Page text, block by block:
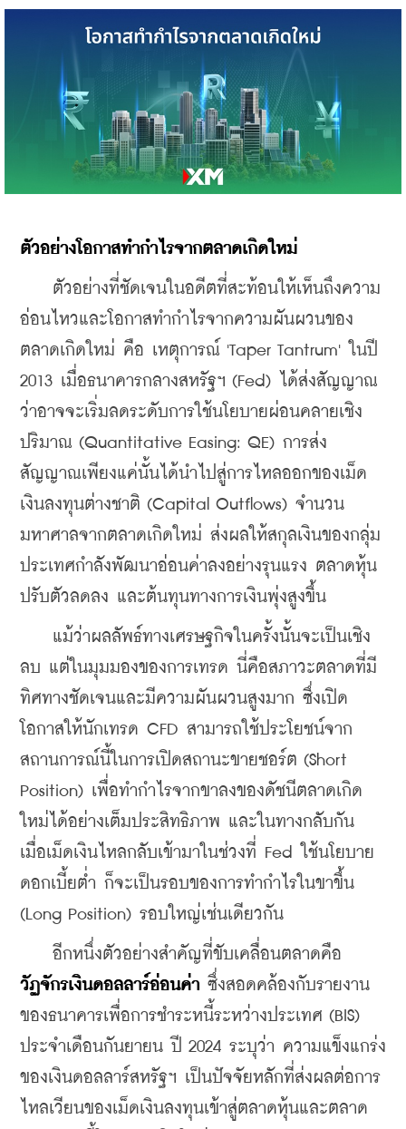
ตัวอย่างโอกาสทำกำไรจากตลาดเกิดใหม่
ตัวอย่างที่ชัดเจนในอดีตที่สะท้อนให้เห็นถึงความ
อ่อนไหวและโอกาสทำกำไรจากความผันผวนของ
ตลาดเกิดใหม่ คือ เหตุการณ์ 'Taper Tantrum' ในปี
2013 เมื่อธนาคารกลางสหรัฐฯ (Fed) ได้ส่งสัญญาณ
ว่าอาจจะเริ่มลดระดับการใช้นโยบายผ่อนคลายเชิง
ปริมาณ (Quantitative Easing: QE) การส่ง
สัญญาณเพียงแค่นั้นได้นำไปสู่การไหลออกของเม็ด
เงินลงทุนต่างชาติ (Capital Outflows) จำนวน
มหาศาลจากตลาดเกิดใหม่ ส่งผลให้สกุลเงินของกลุ่ม
ประเทศกำลังพัฒนาอ่อนค่าลงอย่างรุนแรง ตลาดหุ้น
ปรับตัวลดลง และต้นทุนทางการเงินพุ่งสูงขึ้น
แม้ว่าผลลัพธ์ทางเศรษฐกิจในครั้งนั้นจะเป็นเชิง
ลบ แต่ในมุมมองของการเทรด นี่คือสภาวะตลาดที่มี
ทิศทางชัดเจนและมีความผันผวนสูงมาก ซึ่งเปิด
โอกาสให้นักเทรด CFD สามารถใช้ประโยชน์จาก
สถานการณ์นี้ในการเปิดสถานะขายชอร์ต (Short
Position) เพื่อทำกำไรจากขาลงของดัชนีตลาดเกิด
ใหม่ได้อย่างเต็มประสิทธิภาพ และในทางกลับกัน
เมื่อเม็ดเงินไหลกลับเข้ามาในช่วงที่ Fed ใช้นโยบาย
ดอกเบี้ยต่ำ ก็จะเป็นรอบของการทำกำไรในขาขึ้น
(Long Position) รอบใหญ่เช่นเดียวกัน
วัฏจักรเงินดอลลาร์อ่อนค่า ซึ่งสอดคล้องกับรายงาน
ของธนาคารเพื่อการชำระหนี้ระหว่างประเทศ (BIS)
ประจำเดือนกันยายน ปี 2024 ระบุว่า ความแข็งแกร่ง
ของเงินดอลลาร์สหรัฐฯ เป็นปัจจัยหลักที่ส่งผลต่อการ
ไหลเวียนของเม็ดเงินลงทุนเข้าสู่ตลาดหุ้นและตลาด